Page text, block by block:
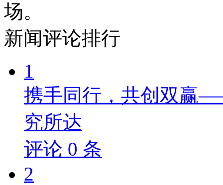
场。
新闻评论排行
1
携手同行，共创双赢
究所达
评论 0 条
2